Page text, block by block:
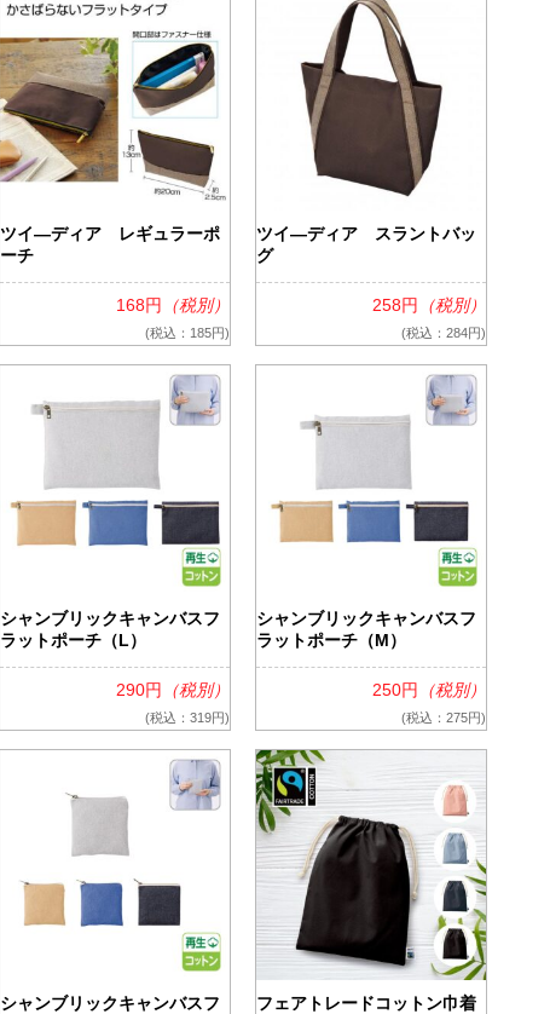
ツイ―ディア レギュラーポ
ーチ
168円 （税別）
(税込：185円)
ツイ―ディア スラントバッ
グ
258円 （税別）
(税込：284円)
シャンブリックキャンバスフ
ラットポーチ（L）
290円 （税別）
(税込：319円)
シャンブリックキャンバスフ
ラットポーチ（M）
250円 （税別）
(税込：275円)
シャンブリックキャンバスフ
フェアトレードコットン巾着